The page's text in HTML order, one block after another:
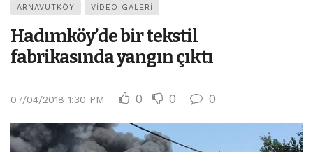
ARNAVUTKÖY VIDEO GALERI
Hadımköy’de bir tekstil
fabrikasında yangın çıktı
07/04/2018 1:30 PM 0 0 0